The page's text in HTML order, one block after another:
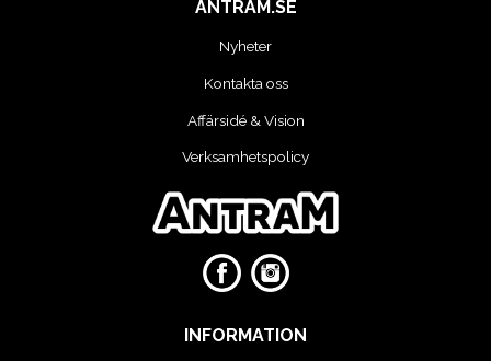
MOTORCYKEL VERKSTAD
OLJE OCH SMÖRJHANTERING
SKYDDSUTRUSTNING
ANTRAM.SE
Nyheter
Kontakta oss
Affärsidé & Vision
Verksamhetspolicy
INFORMATION